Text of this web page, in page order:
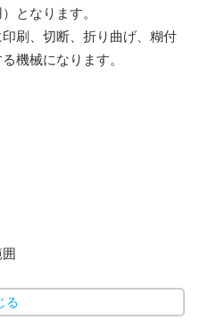
となります。
刷、切断、折り曲げ、糊付
機械になります。
る